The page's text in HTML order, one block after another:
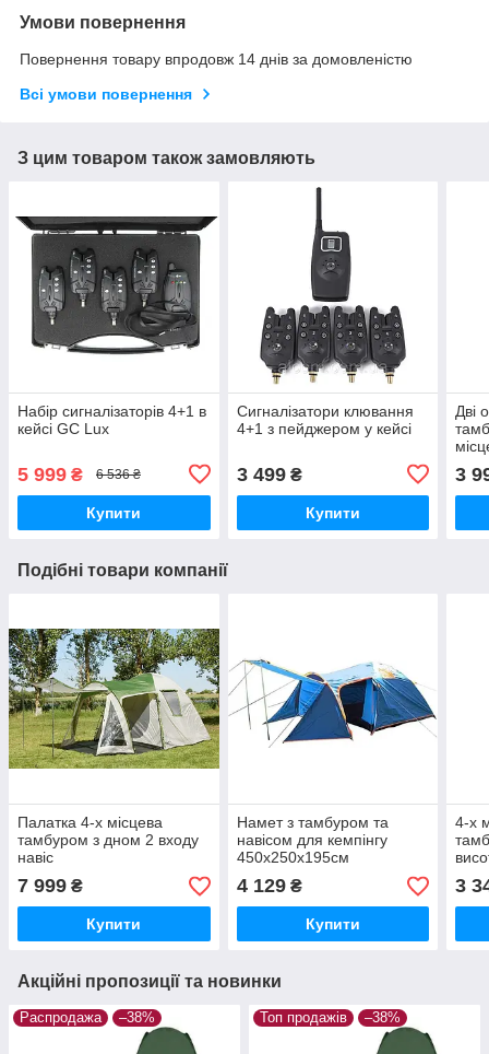
Умови повернення
Повернення товару впродовж 14 днів за домовленістю
Всі умови повернення
З цим товаром також замовляють
Набір сигналізаторів 4+1 в
кейсі GC Lux
5 999 ₴ 6 536 ₴
Купити
Сигналізатори клювання
4+1 з пейджером у кейсі
3 499₴
Купити
Дві
3
Подібні товари компанії
Палатка 4-х місцева
тамбуром з дном 2 входу
навіс
7 999 ₴
Купити
Намет з тамбуром та
навісом для кемпінгу
450x250x195см
4 129₴
Купити
4-х
3
Акційні пропозиції та новинки
Распродажа –38% Топ продажів –38%